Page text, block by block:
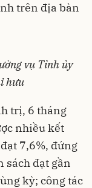
trên địa bàn
vụ Tỉnh ủy
hưu
trị, 6 tháng
nhiều kết
7,6%, đứng
sách đạt gần
kỳ; công tác